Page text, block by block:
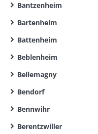
Bantzenheim
Bartenheim
Battenheim
Beblenheim
Bellemagny
Bendorf
Bennwihr
Berentzwiller